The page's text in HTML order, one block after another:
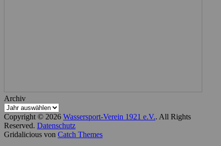
Archiv
Copyright © 2026 Wassersport-Verein 1921 e.V.. All Rights
Reserved. Datenschutz
Gridalicious von Catch Themes